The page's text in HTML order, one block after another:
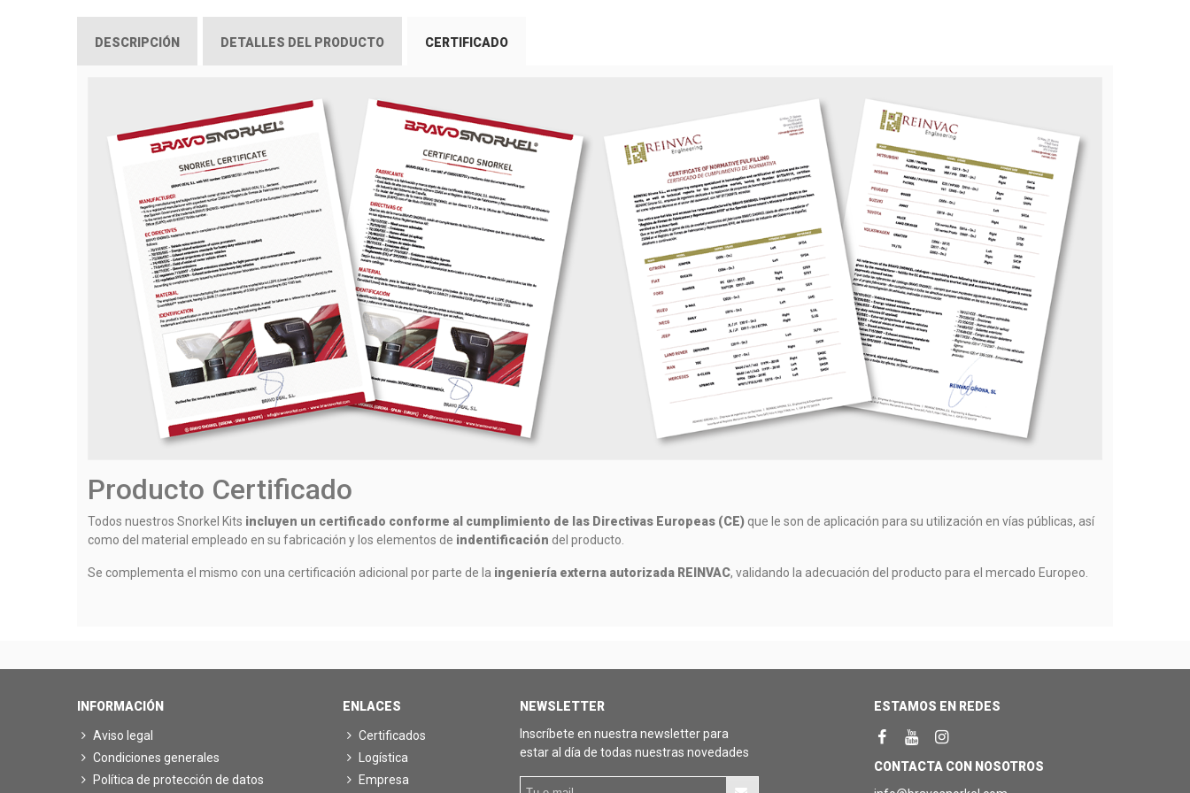
DESCRIPCIÓN DETALLES DEL PRODUCTO CERTIFICADO
Producto Certificado
Todos nuestros Snorkel Kits incluyen un certificado conforme al cumplimiento de las Directivas Europeas (CE) que le son de aplicación para su utilización en vías públicas, así
como del material empleado en su fabricación y los elementos de indentificación del producto.
Se complementa el mismo con una certificación adicional por parte de la ingeniería externa autorizada REINVAC, validando la adecuación del producto para el mercado Europeo.
INFORMACIÓN
Aviso legal
Condiciones generales
Política de protección de datos
ENLACES
Certificados
Logística
Empresa
NEWSLETTER
Inscríbete en nuestra newsletter para
estar al día de todas nuestras novedades
ESTAMOS EN REDES
CONTACTA CON NOSOTROS